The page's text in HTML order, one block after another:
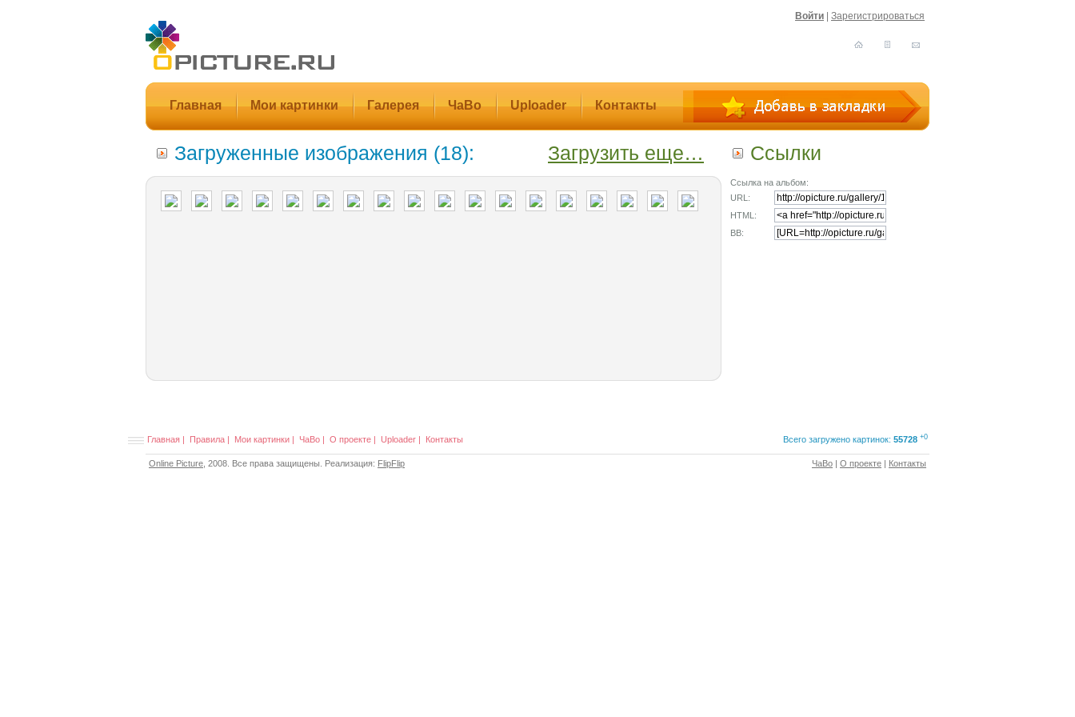
Войти Зарегистрироваться
Главная Мои картинки Галерея ЧаВо Uploader Контакты
Загрузить еще…
Загруженные изображения (18): Ссылки
Ссылка на альбом:
URL:
HTML:
BB:
Всего загружено картинок: 55728 +0
Главная | Правила | Мои картинки | ЧаВо | О проекте | Uploader | Контакты
ЧаВо | О проекте | Контакты
Online Picture , 2008. Все права защищены. Реализация: FlipFlip